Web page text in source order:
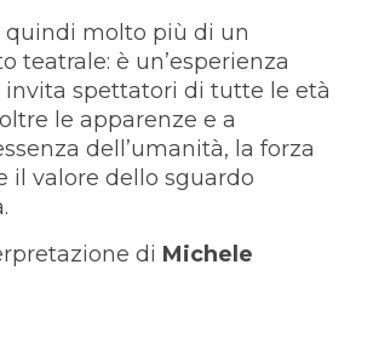
quindi molto più di un
teatrale: è un’esperienza
invita spettatori di tutte le età
le apparenze e a
dell’umanità, la forza
il valore dello sguardo
di Michele